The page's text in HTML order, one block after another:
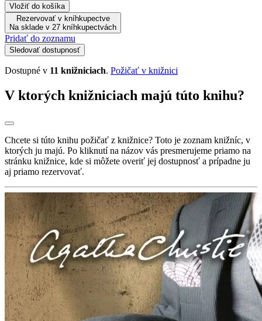
Vložiť do košíka
Rezervovať v kníhkupectve
Na sklade v 27 kníhkupectvách
Pridať do zoznamu
Sledovať dostupnosť
Dostupné v 11 knižniciach. Požičať v knižnici
V ktorých knižniciach majú túto knihu?
Chcete si túto knihu požičať z knižnice? Toto je zoznam knižníc, v
ktorých ju majú. Po kliknutí na názov vás presmerujeme priamo na
stránku knižnice, kde si môžete overiť jej dostupnosť a prípadne ju
aj priamo rezervovať.